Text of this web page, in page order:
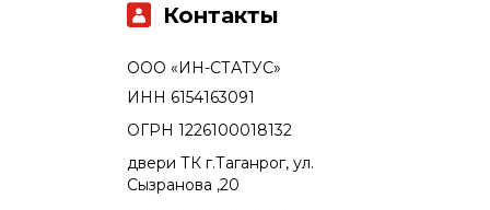
ООО «ИН-СТАТУС»
двери ТК г.Таганрог, ул.
Сызранова ,20
ОГРН 1226100018132
ИНН 6154163091
Контакты